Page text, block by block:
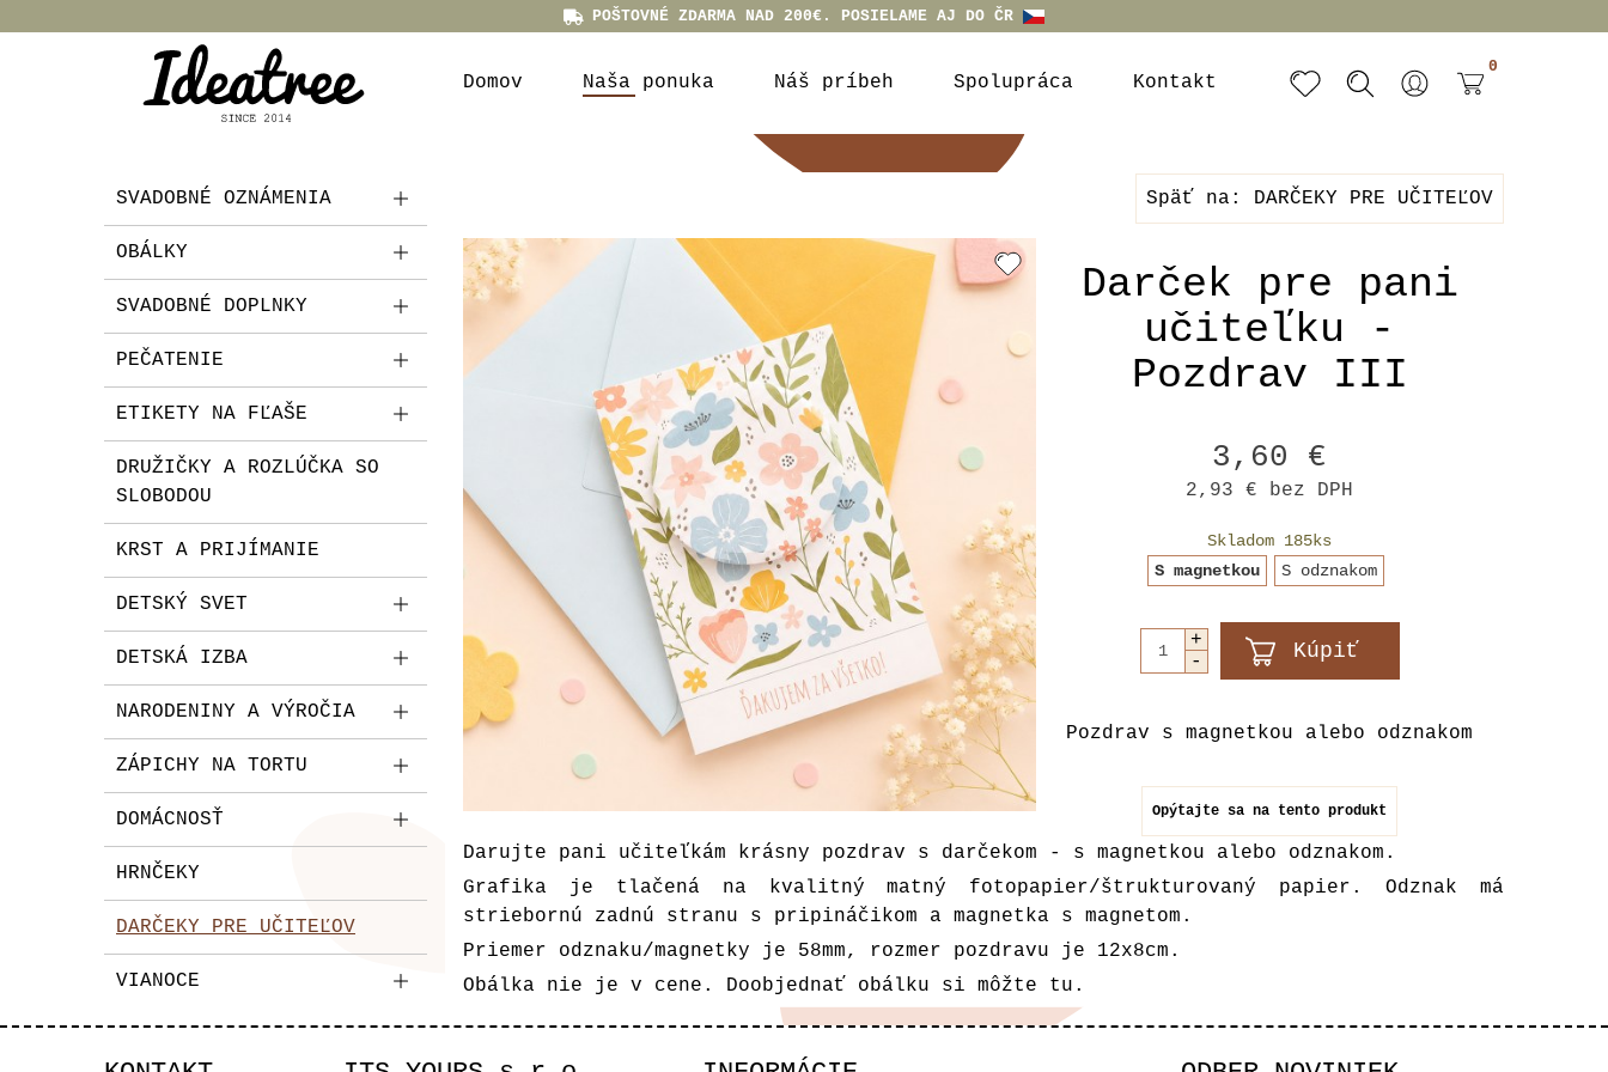
POŠTOVNÉ ZDARMA NAD 200€. POSIELAME AJ DO ČR
Domov Naša ponuka Náš príbeh Spolupráca Kontakt
0
SVADOBNÉ OZNÁMENIA
OBÁLKY
SVADOBNÉ DOPLNKY
PEČATENIE
ETIKETY NA FĽAŠE
DRUŽIČKY A ROZLÚČKA SO
SLOBODOU
KRST A PRIJÍMANIE
DETSKÝ SVET
DETSKÁ IZBA
NARODENINY A VÝROČIA
ZÁPICHY NA TORTU
DOMÁCNOSŤ
HRNČEKY
DARČEKY PRE UČITEĽOV
VIANOCE
Späť na: DARČEKY PRE UČITEĽOV
Darček pre pani
učiteľku -
Pozdrav III
3,60 €
2,93 € bez DPH
Skladom 185ks
S magnetkou
S odznakom
Pozdrav s magnetkou alebo odznakom
Opýtajte sa na tento produkt
Darujte pani učiteľkám krásny pozdrav s darčekom - s magnetkou alebo odznakom.
Grafika je tlačená na kvalitný matný fotopapier/štrukturovaný papier. Odznak má
striebornú zadnú stranu s pripináčikom a magnetka s magnetom.
Priemer odznaku/magnetky je 58mm, rozmer pozdravu je 12x8cm.
Obálka nie je v cene. Doobjednať obálku si môžte tu.